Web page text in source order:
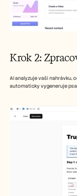
Krok 2:
AI analyzuje vaši nahrávku,
automaticky vygeneruje